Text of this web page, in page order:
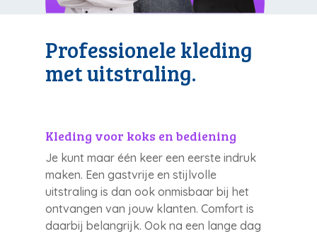
Professionele kleding
met uitstraling.
Kleding voor koks en bediening
Je kunt maar één keer een eerste indruk
maken. Een gastvrije en stijlvolle
uitstraling is dan ook onmisbaar bij het
ontvangen van jouw klanten. Comfort is
daarbij belangrijk. Ook na een lange dag